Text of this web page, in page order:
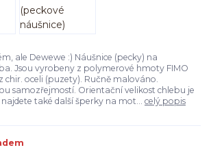
ale Dewewe :) Náušnice (pecky) na
Jsou vyrobeny z polymerové hmoty FIMO
chir. oceli (puzety). Ručně malováno.
samozřejmostí. Orientační velikost chlebu je
najdete také další šperky na mot... celý popis